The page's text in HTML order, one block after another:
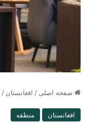
صفحه اصلی / افغانستان /
افغانستان منطقه